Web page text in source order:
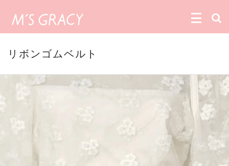
リボンゴムベルト